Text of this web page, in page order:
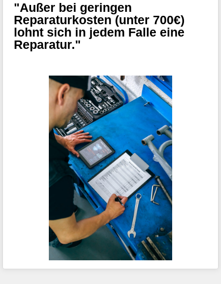
"Außer bei geringen
Reparaturkosten (unter 700€)
lohnt sich in jedem Falle eine
Reparatur."